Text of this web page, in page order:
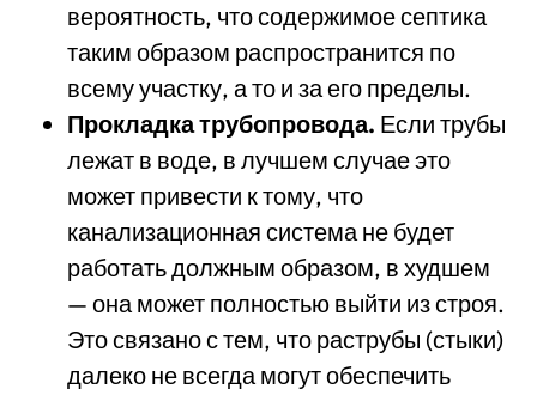
вероятность, что содержимое септика
таким образом распространится по
всему участку, а то и за его пределы.
Прокладка трубопровода. Если трубы
лежат в воде, в лучшем случае это
может привести к тому, что
канализационная система не будет
работать должным образом, в худшем
— она может полностью выйти из строя.
Это связано с тем, что раструбы (стыки)
далеко не всегда могут обеспечить